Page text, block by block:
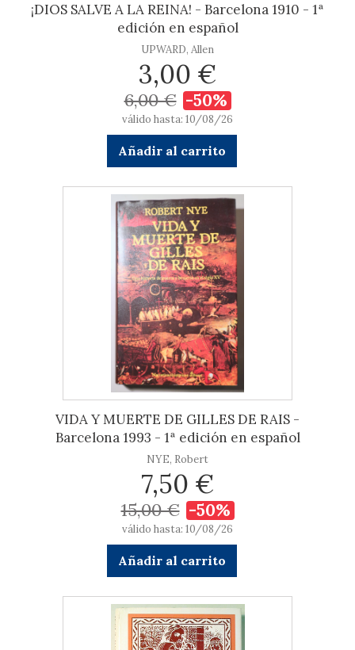
¡DIOS SALVE A LA REINA! - Barcelona 1910 - 1ª
edición en español
UPWARD, Allen
3,00 €
6,00 € -50%
válido hasta: 10/08/26
Añadir al carrito
VIDA Y MUERTE DE GILLES DE RAIS -
Barcelona 1993 - 1ª edición en español
NYE, Robert
7,50 €
15,00 € -50%
válido hasta: 10/08/26
Añadir al carrito